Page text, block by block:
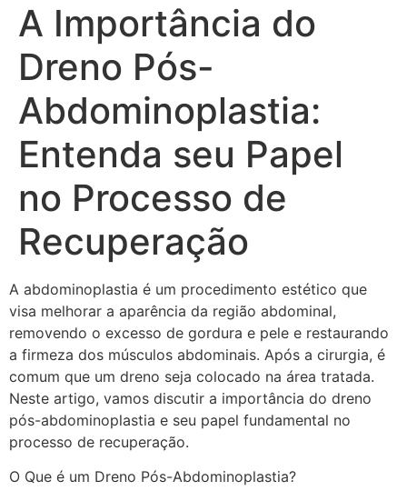
A Importância do
Dreno Pós-
Abdominoplastia:
Entenda seu Papel
no Processo de
Recuperação
A abdominoplastia é um procedimento estético que
visa melhorar a aparência da região abdominal,
removendo o excesso de gordura e pele e restaurando
a firmeza dos músculos abdominais. Após a cirurgia, é
comum que um dreno seja colocado na área tratada.
Neste artigo, vamos discutir a importância do dreno
pós-abdominoplastia e seu papel fundamental no
processo de recuperação.
O Que é um Dreno Pós-Abdominoplastia?